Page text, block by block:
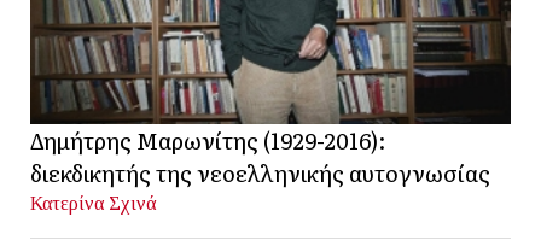
Δημήτρης Μαρωνίτης (1929-2016):
διεκδικητής της νεοελληνικής αυτογνωσίας
Κατερίνα Σχινά